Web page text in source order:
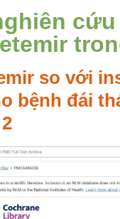
so với
bệnh đái